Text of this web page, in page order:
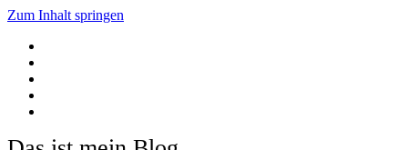
Zum Inhalt springen